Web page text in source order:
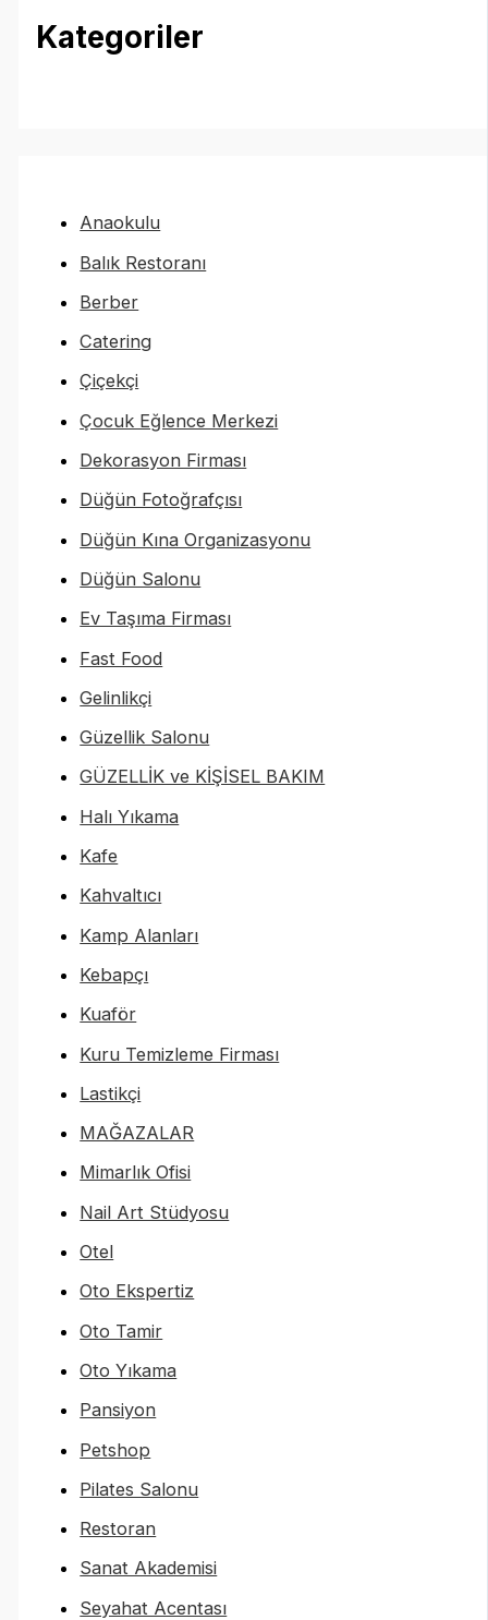
Kategoriler
Anaokulu
Balık Restoranı
Berber
Catering
Çiçekçi
Çocuk Eğlence Merkezi
Dekorasyon Firması
Düğün Fotoğrafçısı
Düğün Kına Organizasyonu
Düğün Salonu
Ev Taşıma Firması
Fast Food
Gelinlikçi
Güzellik Salonu
GÜZELLİK ve KİŞİSEL BAKIM
Halı Yıkama
Kafe
Kahvaltıcı
Kamp Alanları
Kebapçı
Kuaför
Kuru Temizleme Firması
Lastikçi
MAĞAZALAR
Mimarlık Ofisi
Nail Art Stüdyosu
Otel
Oto Ekspertiz
Oto Tamir
Oto Yıkama
Pansiyon
Petshop
Pilates Salonu
Restoran
Sanat Akademisi
Seyahat Acentası